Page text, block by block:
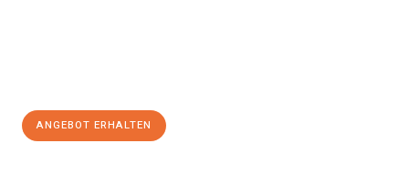
ANGEBOT ERHALTEN